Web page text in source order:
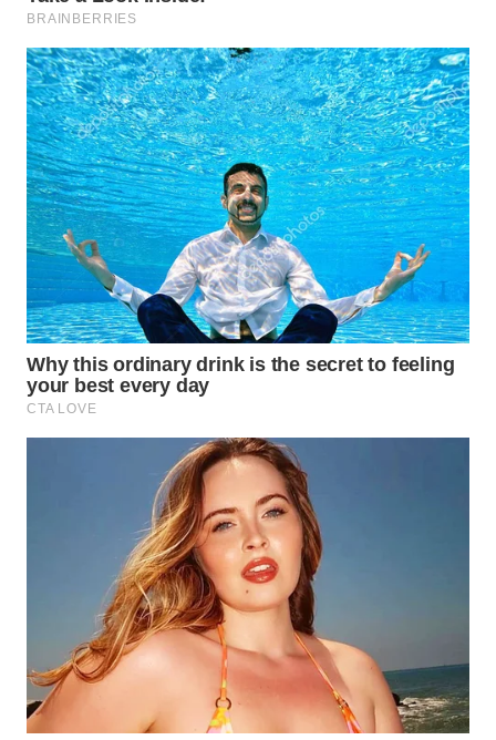
Wahana
Media
Group
WAHANA
NEWS
WAHANA
TANI
WAHANA
ADVOKAT
WAHANA
INFRASTRUKTUR
WAHANA
TRAVEL